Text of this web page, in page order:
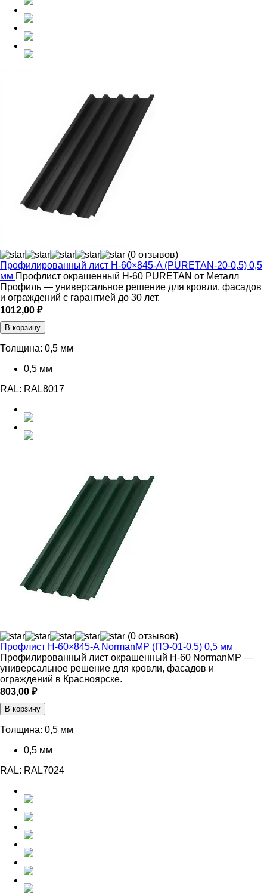
(0 отзывов)
Профилированный лист Н-60×845-A (PURETAN-20-0,5) 0,5
мм Профлист окрашенный Н-60 PURETAN от Металл
Профиль — универсальное решение для кровли, фасадов
и ограждений с гарантией до 30 лет.
1012,00 ₽
В корзину
Толщина: 0,5 мм
0,5 мм
RAL: RAL8017
(0 отзывов)
Профлист Н-60×845-A NormanMP (ПЭ-01-0,5) 0,5 мм
Профилированный лист окрашенный Н-60 NormanMP —
универсальное решение для кровли, фасадов и
ограждений в Красноярске.
803,00 ₽
В корзину
Толщина: 0,5 мм
0,5 мм
RAL: RAL7024